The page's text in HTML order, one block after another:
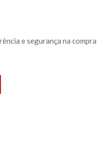
e segurança na compra